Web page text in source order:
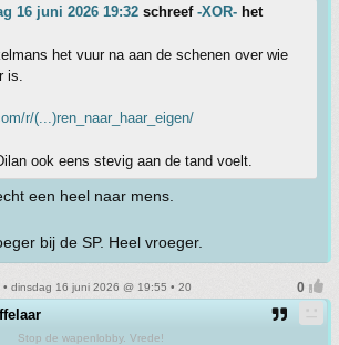
16 juni 2026 19:32 schreef -XOR- het
het vuur na aan de schenen over wie
is.
r/(...)ren_naar_haar_eigen/
ook eens stevig aan de tand voelt.
een heel naar mens.
bij de SP. Heel vroeger.
• dinsdag 16 juni 2026 @ 19:55 • 20
Stop de wapenlobby. Vrede!